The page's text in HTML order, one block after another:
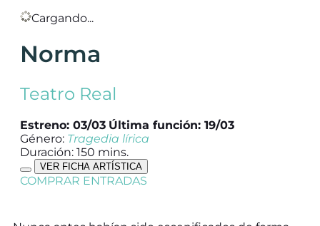
Cargando...
Norma
Teatro Real
Estreno: 03/03 Última función: 19/03
Género: Tragedia lírica
Duración: 150 mins.
VER FICHA ARTÍSTICA
COMPRAR ENTRADAS